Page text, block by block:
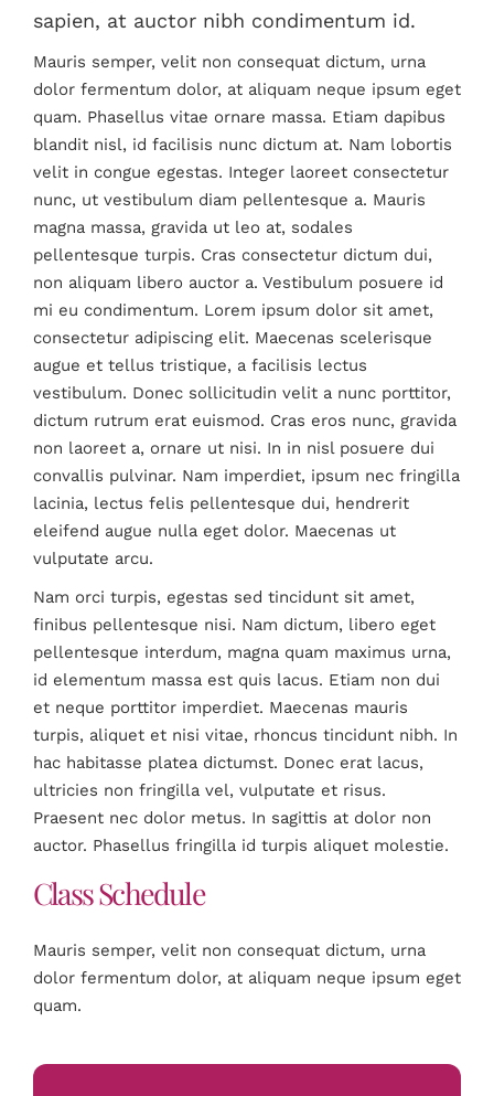
sapien, at auctor nibh condimentum id.
Mauris semper, velit non consequat dictum, urna
dolor fermentum dolor, at aliquam neque ipsum eget
quam. Phasellus vitae ornare massa. Etiam dapibus
blandit nisl, id facilisis nunc dictum at. Nam lobortis
velit in congue egestas. Integer laoreet consectetur
nunc, ut vestibulum diam pellentesque a. Mauris
magna massa, gravida ut leo at, sodales
pellentesque turpis. Cras consectetur dictum dui,
non aliquam libero auctor a. Vestibulum posuere id
mi eu condimentum. Lorem ipsum dolor sit amet,
consectetur adipiscing elit. Maecenas scelerisque
augue et tellus tristique, a facilisis lectus
vestibulum. Donec sollicitudin velit a nunc porttitor,
dictum rutrum erat euismod. Cras eros nunc, gravida
non laoreet a, ornare ut nisi. In in nisl posuere dui
convallis pulvinar. Nam imperdiet, ipsum nec fringilla
lacinia, lectus felis pellentesque dui, hendrerit
eleifend augue nulla eget dolor. Maecenas ut
vulputate arcu.
Nam orci turpis, egestas sed tincidunt sit amet,
finibus pellentesque nisi. Nam dictum, libero eget
pellentesque interdum, magna quam maximus urna,
id elementum massa est quis lacus. Etiam non dui
et neque porttitor imperdiet. Maecenas mauris
turpis, aliquet et nisi vitae, rhoncus tincidunt nibh. In
hac habitasse platea dictumst. Donec erat lacus,
ultricies non fringilla vel, vulputate et risus.
Praesent nec dolor metus. In sagittis at dolor non
auctor. Phasellus fringilla id turpis aliquet molestie.
Class Schedule
Mauris semper, velit non consequat dictum, urna
dolor fermentum dolor, at aliquam neque ipsum eget
quam.